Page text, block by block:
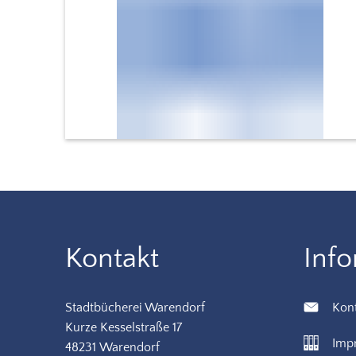
Kontakt
Stadtbücherei Warendorf
Kurze Kesselstraße 17
48231 Warendorf